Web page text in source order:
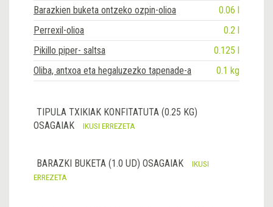
Barazkien buketa ontzeko ozpin-olioa
0.06 l
Perrexil-olioa
0.2 l
Pikillo piper- saltsa
0.125 l
Oliba, antxoa eta hegaluzezko tapenade-a
0.1 kg
TIPULA TXIKIAK KONFITATUTA (0.25 KG)
OSAGAIAK
IKUSI ERREZETA
BARAZKI BUKETA (1.0 UD) OSAGAIAK
IKUSI
ERREZETA